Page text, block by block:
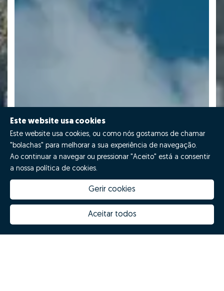
Este website usa cookies
Este website usa cookies, ou como nós gostamos de chamar
"bolachas" para melhorar a sua experiência de navegação.
Ao continuar a navegar ou pressionar "Aceito" está a consentir
a nossa política de cookies.
Gerir cookies
Aceitar todos